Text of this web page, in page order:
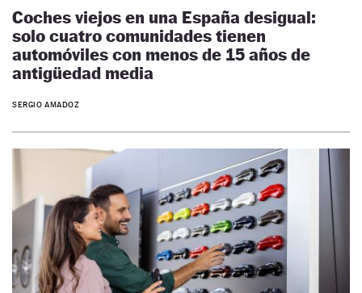
Coches viejos en una España desigual:
solo cuatro comunidades tienen
automóviles con menos de 15 años de
antigüedad media
SERGIO AMADOZ